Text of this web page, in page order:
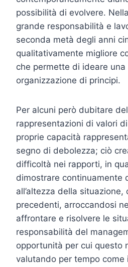
possibilità di evolvere.
grande responsabilità e
seconda metà degli anni
qualitativamente migliore
che permette di ideare una
organizzazione di principi.
Per alcuni però dubitare
rappresentazioni di valori
proprie capacità
segno di debolezza; ciò
difficoltà nei rapporti, in
dimostrare continuamente
all’altezza della situazione,
precedenti, arroccandosi
affrontare e risolvere le
responsabilità del
opportunità per cui questo
valutando per tempo come